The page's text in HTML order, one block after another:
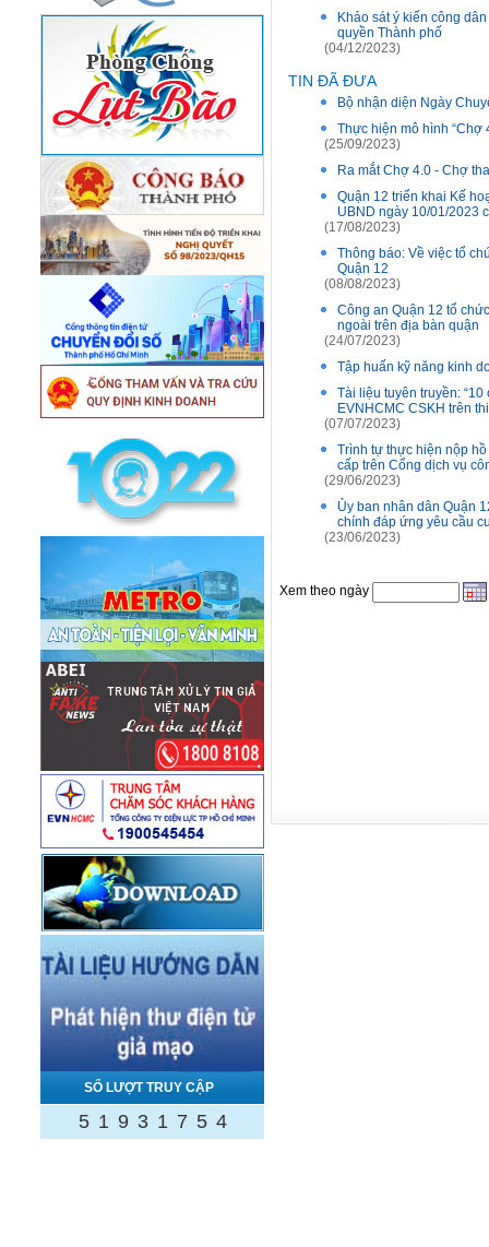
SỐ LƯỢT TRUY CẬP
5 1 9 3 1 7 5 4
Khảo sát ý kiến công
quyền Thành phố
(04/12/2023)
TIN ĐÃ ĐƯA
Bộ nhận diện Ngày
Thực hiện mô hình “Chợ
(25/09/2023)
Ra mắt Chợ 4.0 - Chợ
Quận 12 triển khai Kế
UBND ngày 10/01/2023
(17/08/2023)
Thông báo: Về việc tổ
Quận 12
(08/08/2023)
Công an Quận 12 tổ
ngoài trên địa bàn quận
(24/07/2023)
Tập huấn kỹ năng kinh
Tài liệu tuyên truyền:
EVNHCMC CSKH trên
(07/07/2023)
Trình tự thực hiện nộp
cấp trên Cổng dịch vụ
(29/06/2023)
Ủy ban nhân dân Quận
chính đáp ứng yêu cầu
(23/06/2023)
Xem theo ngày